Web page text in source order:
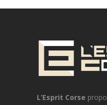
L’Esprit Corse